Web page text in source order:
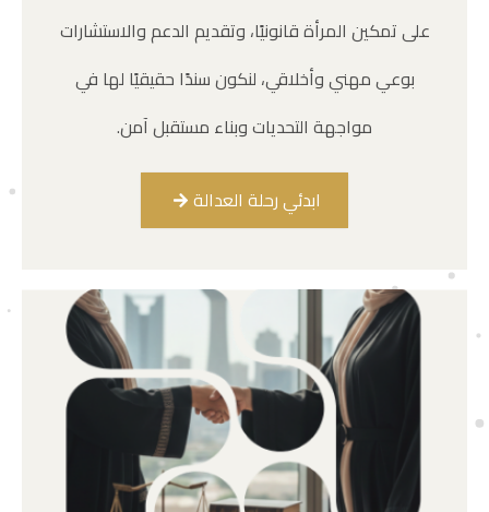
على تمكين المرأة قانونيًا، وتقديم الدعم والاستشارات
بوعي مهني وأخلاقي، لنكون سندًا حقيقيًا لها في
مواجهة التحديات وبناء مستقبل آمن.
ابدئي رحلة العدالة